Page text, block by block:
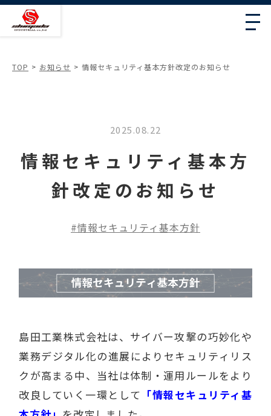
TOP お知らせ 情報セキュリティ基本方針改定のお知らせ
2025.08.22
情報セキュリティ基本方
針改定のお知らせ
情報セキュリティ基本方針
島田工業株式会社は、サイバー攻撃の巧妙化や
業務デジタル化の進展によりセキュリティリス
クが高まる中、当社は体制・運用ルールをより
改良していく一環として 「情報セキュリティ基